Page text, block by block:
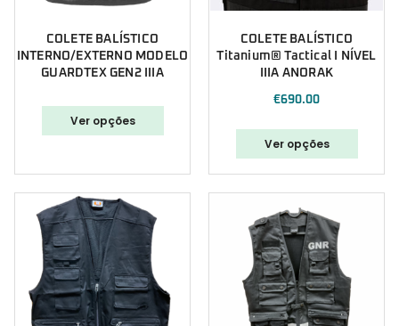
COLETE BALÍSTICO
INTERNO/EXTERNO MODELO
GUARDTEX GEN2 IIIA
Ver opções
COLETE BALÍSTICO
Titanium® Tactical I NÍVEL
IIIA ANORAK
€690.00
Ver opções